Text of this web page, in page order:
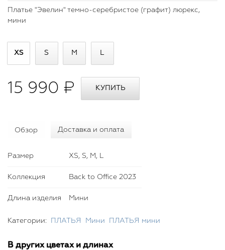
Платье "Эвелин" темно-серебристое (графит) люрекс,
мини
XS S M L
15 990 ₽
Обзор Доставка и оплата
Размер XS, S, M, L
Коллекция Back to Office 2023
Длина изделия Мини
Категории: ПЛАТЬЯ Мини ПЛАТЬЯ мини
В других цветах и длинах